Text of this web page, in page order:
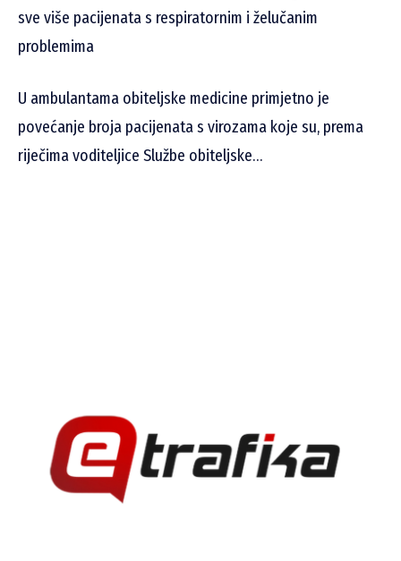
sve više pacijenata s respiratornim i želučanim
problemima
U ambulantama obiteljske medicine primjetno je
povećanje broja pacijenata s virozama koje su, prema
riječima voditeljice Službe obiteljske…